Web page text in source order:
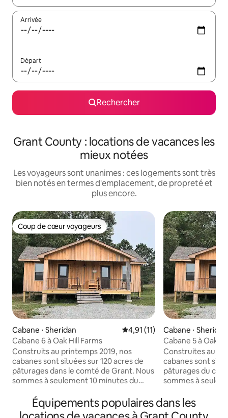
Arrivée
Départ
Rechercher
Grant County : locations de vacances les
mieux notées
Les voyageurs sont unanimes : ces logements sont très
bien notés en termes d'emplacement, de propreté et
plus encore.
Coup de cœur voyageurs
Coup de cœur voyageurs
Cabane ⋅ Sheridan Évaluation moyenne sur la
4,91 (11)
Cabane 6 à Oak Hill Farms
Construits au printemps 2019, nos
cabanes sont situées sur 120 acres de
pâturages dans le comté de Grant. Nous
sommes à seulement 10 minutes du
centre-ville de Little Rock, et pour tous
vos pêcheurs, nous étions à moins de 30
Cabane ⋅ Sheridan
Cabane 5 à Oak
Construites au
cabanes sont
pâturages du comté
sommes à
centre-ville de
les pêcheurs,
Équipements populaires dans les